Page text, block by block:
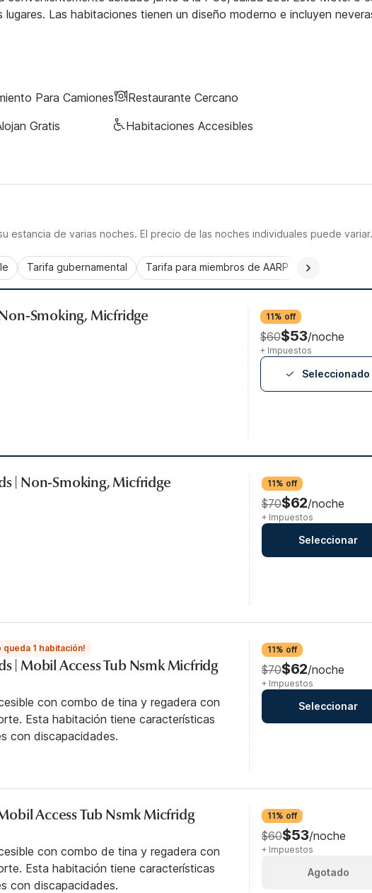
Las habitaciones tienen un diseño moderno e incluyen
Para Camiones
Restaurante Cercano
Gratis Habitaciones Accesibles
estancia de varias noches. El precio de las noches individuales puede variar.
Tarifa gubernamental Tarifa para miembros de AARP
Smoking, Micfridge 11% off
$60$53/noche
+ Impuestos
Seleccionado
| Non-Smoking, Micfridge 11% off
$70$62/noche
+ Impuestos
Seleccionar
queda 1 habitación!
| Mobil Access Tub Nsmk Micfridg
con combo de tina y regadera con
Esta habitación tiene características
con discapacidades.
11% off
$70$62/noche
+ Impuestos
Seleccionar
Access Tub Nsmk Micfridg
con combo de tina y regadera con
Esta habitación tiene características
con discapacidades.
11% off
$60$53/noche
+ Impuestos
Agotado